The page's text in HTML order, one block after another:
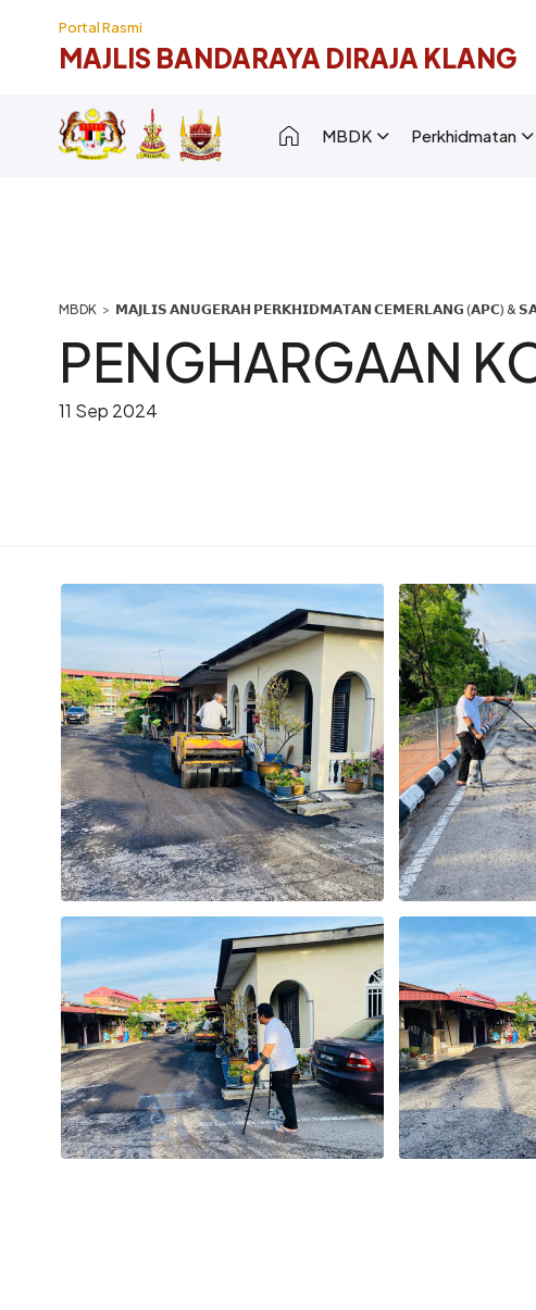
Portal Rasmi
MAJLIS BANDARAYA DIRAJA KLANG
Main navigation [New
MBDK Perkhidmatan
Breadcrumb
𝗠𝗔𝗝𝗟𝗜𝗦 𝗔𝗡𝗨𝗚𝗘𝗥𝗔𝗛 𝗣𝗘𝗥𝗞𝗛𝗜𝗗𝗠𝗔𝗧𝗔𝗡 𝗖𝗘𝗠𝗘𝗥𝗟𝗔𝗡𝗚 (𝗔𝗣𝗖) &
PENGHARGAAN
11 Sep 2024